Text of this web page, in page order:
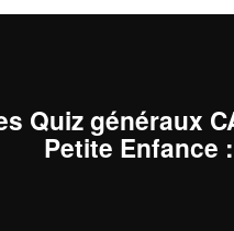
Quiz généraux
Petite Enfance :